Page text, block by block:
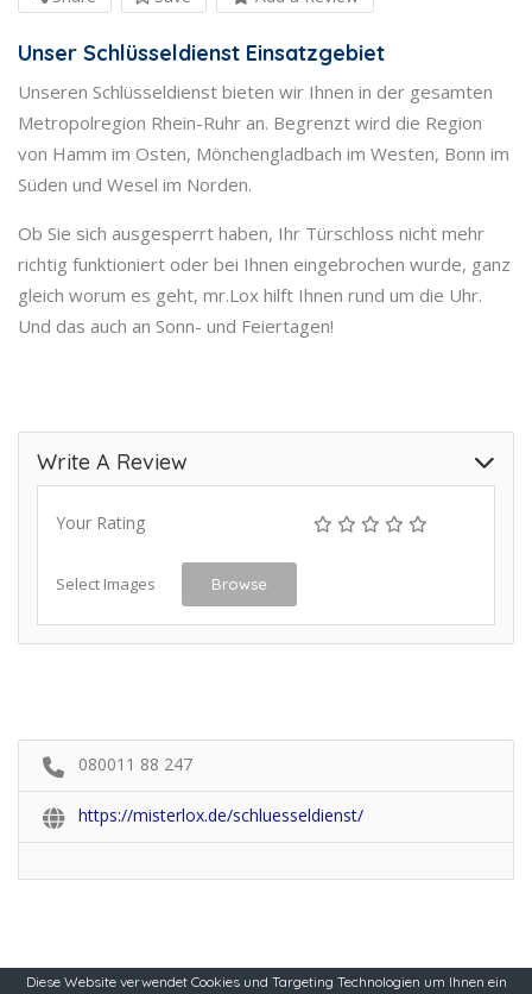
Unser Schlüsseldienst Einsatzgebiet
Unseren Schlüsseldienst bieten wir Ihnen in der gesamten
Metropolregion Rhein-Ruhr an. Begrenzt wird die Region
von Hamm im Osten, Mönchengladbach im Westen, Bonn im
Süden und Wesel im Norden.
Ob Sie sich ausgesperrt haben, Ihr Türschloss nicht mehr
richtig funktioniert oder bei Ihnen eingebrochen wurde, ganz
gleich worum es geht, mr.Lox hilft Ihnen rund um die Uhr.
Und das auch an Sonn- und Feiertagen!
Write A Review
Your Rating
Select Images Browse
080011 88 247
https://misterlox.de/schluesseldienst/
Diese Website verwendet Cookies und Targeting Technologien um Ihnen ein